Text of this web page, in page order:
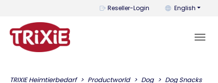
Reseller-Login You can
English
TRIXIE Heimtierbedarf Productworld Dog
Dog Snacks